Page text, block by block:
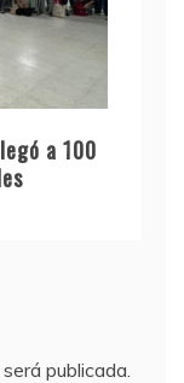
a 100
publicada.